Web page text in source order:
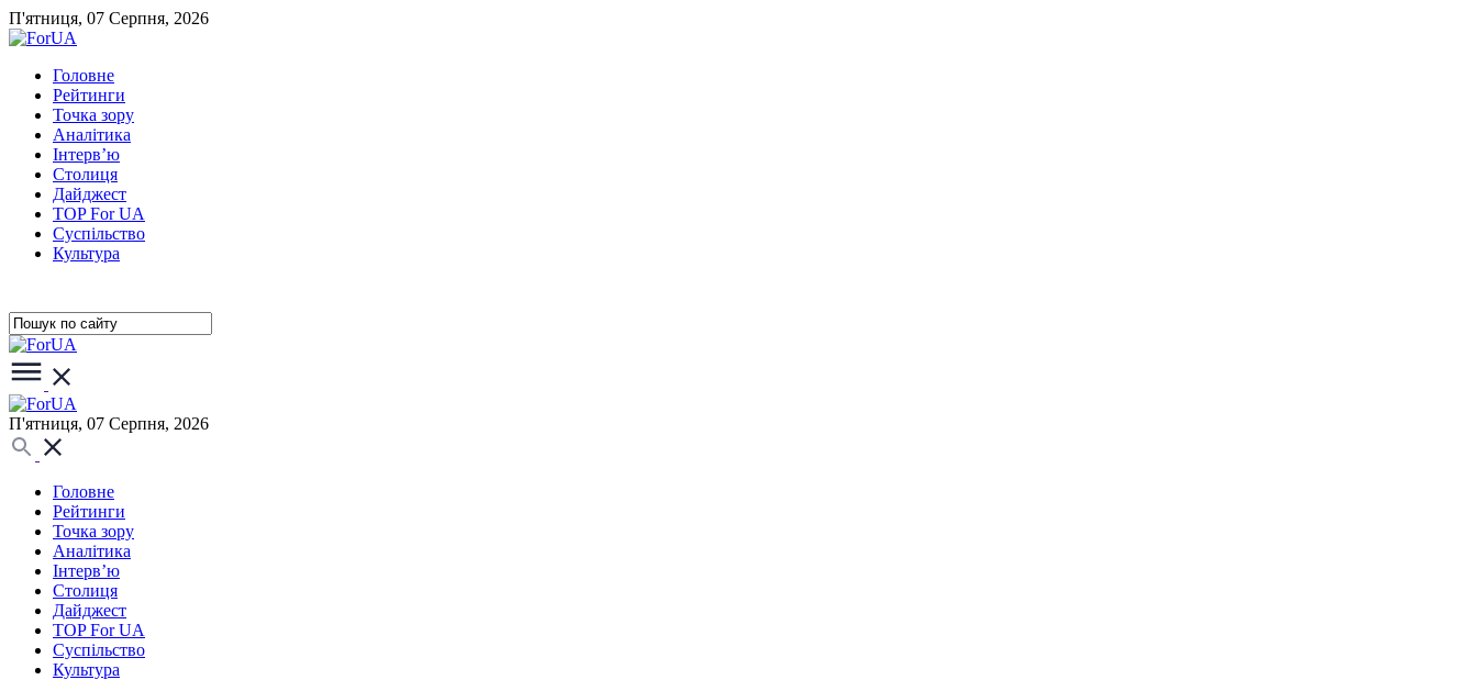
П'ятниця, 07 Серпня, 2026
Головне
Рейтинги
Точка зору
Аналітика
Інтерв’ю
Столиця
Дайджест
TOP For UA
Суспiльство
Культура
П'ятниця, 07 Серпня, 2026
Головне
Рейтинги
Точка зору
Аналітика
Інтерв’ю
Столиця
Дайджест
TOP For UA
Суспiльство
Культура